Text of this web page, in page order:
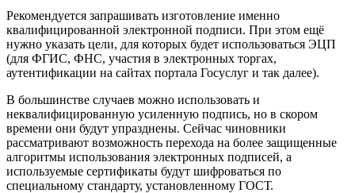
Рекомендуется запрашивать изготовление именно
квалифицированной электронной подписи. При этом ещё
нужно указать цели, для которых будет использоваться ЭЦП
(для ФГИС, ФНС, участия в электронных торгах,
аутентификации на сайтах портала Госуслуг и так далее).
В большинстве случаев можно использовать и
неквалифицированную усиленную подпись, но в скором
времени они будут упразднены. Сейчас чиновники
рассматривают возможность перехода на более защищенные
алгоритмы использования электронных подписей, а
используемые сертификаты будут шифроваться по
специальному стандарту, установленному ГОСТ.